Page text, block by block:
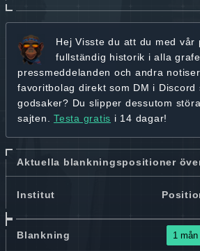
Hej Visste du att du med vår
fullständig historik i alla
pressmeddelanden och andra
favoritbolag direkt som DM i Discord
godsaker? Du slipper dessutom
sajten. Testa gratis i 14 dagar!
Aktuella blankningspositioner
Institut
Blankning 1 mån